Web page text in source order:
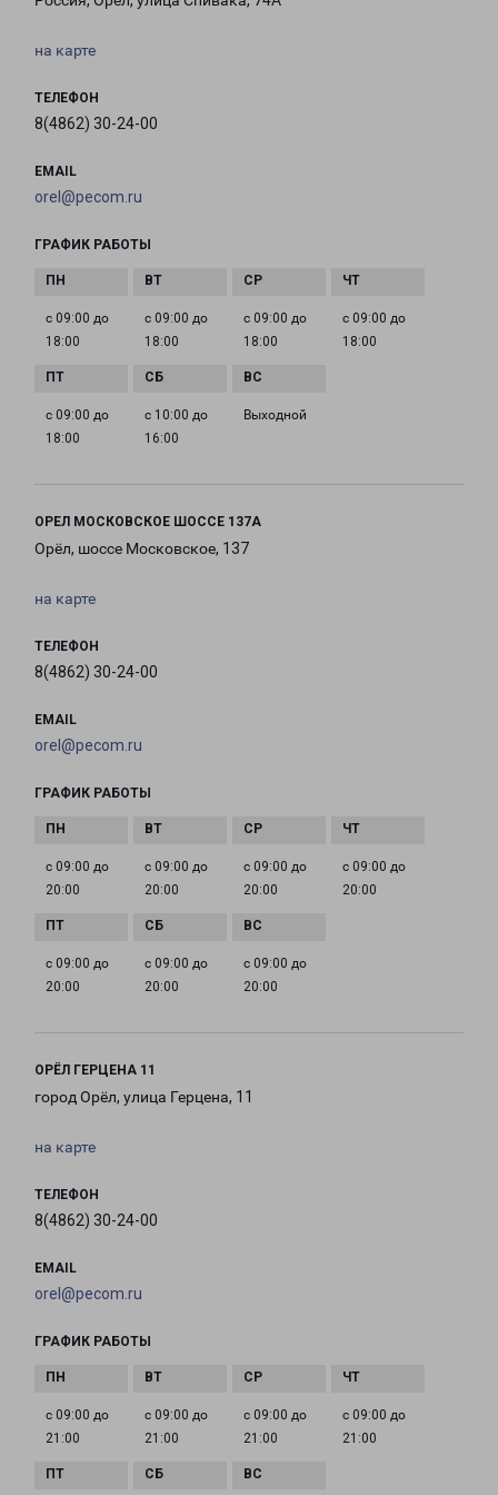
на карте
ТЕЛЕФОН
8(4862) 30-24-00
EMAIL
orel@pecom.ru
ГРАФИК РАБОТЫ
с 09:00 до
18:00
с 09:00 до
18:00
с 09:00 до
18:00
с 09:00 до
18:00
с 09:00 до
18:00
с 10:00 до
16:00
Выходной
ОРЕЛ МОСКОВСКОЕ ШОССЕ 137А
Орёл, шоссе Московское, 137
на карте
ТЕЛЕФОН
8(4862) 30-24-00
EMAIL
orel@pecom.ru
ГРАФИК РАБОТЫ
с 09:00 до
20:00
с 09:00 до
20:00
с 09:00 до
20:00
с 09:00 до
20:00
с 09:00 до
20:00
с 09:00 до
20:00
с 09:00 до
20:00
ОРЁЛ ГЕРЦЕНА 11
город Орёл, улица Герцена, 11
на карте
ТЕЛЕФОН
8(4862) 30-24-00
EMAIL
orel@pecom.ru
ГРАФИК РАБОТЫ
с 09:00 до
21:00
с 09:00 до
21:00
с 09:00 до
21:00
с 09:00 до
21:00